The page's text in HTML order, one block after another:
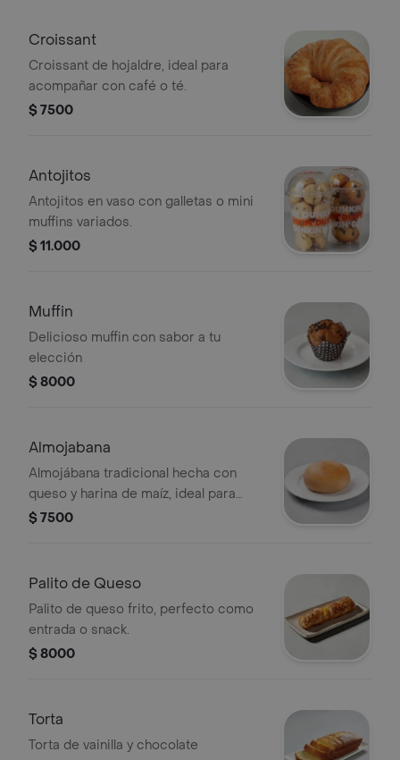
Croissant
Croissant de hojaldre, ideal para
acompañar con café o té.
$ 7500
Antojitos
Antojitos en vaso con galletas o mini
muffins variados.
$ 11.000
Muffin
Delicioso muffin con sabor a tu
elección
$ 8000
Almojabana
Almojábana tradicional hecha con
queso y harina de maíz, ideal para
acompañar con café.
$ 7500
Palito de Queso
Palito de queso frito, perfecto como
entrada o snack.
$ 8000
Torta
Torta de vainilla y chocolate